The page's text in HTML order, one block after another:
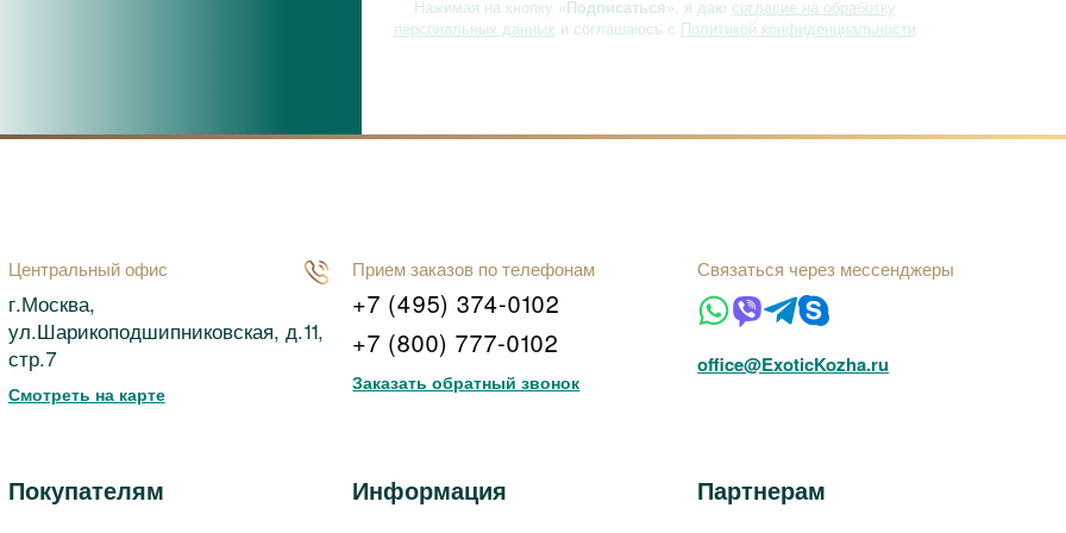
Нажимая на кнопку «Подписаться», я даю согласие на обработку
персональных данных и соглашаюсь с Политикой конфиденциальности
Центральный офис
г.Москва,
ул.Шарикоподшипниковская, д.11,
стр.7
Смотреть на карте
Прием заказов по телефонам
+7 (495) 374-0102
+7 (800) 777-0102
Заказать обратный звонок
Связаться через мессенджеры
office@ExoticKozha.ru
Покупателям Информация Партнерам